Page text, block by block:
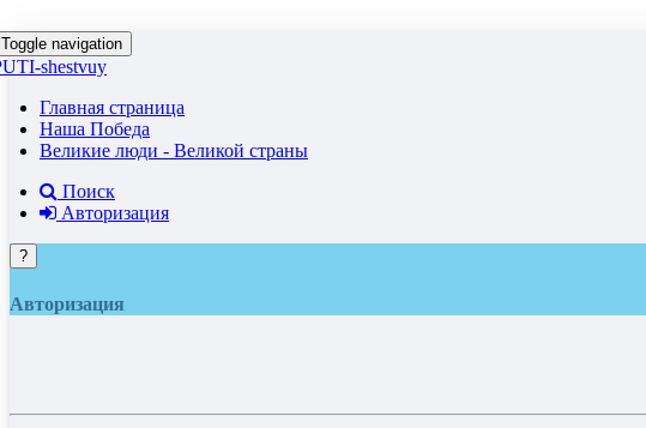
Toggle navigation
shestvuy
Главная страница
Наша Победа
Великие люди - Великой страны
Поиск
Авторизация
?
Авторизация